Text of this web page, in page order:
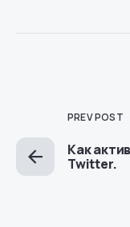
PREV POST
Как
Twitter.